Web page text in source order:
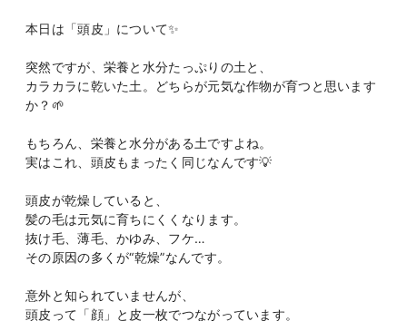
本日は「頭皮」について✨
突然ですが、栄養と水分たっぷりの土と、
カラカラに乾いた土。どちらが元気な作物が育つと思います
か？🌱
もちろん、栄養と水分がある土ですよね。
実はこれ、頭皮もまったく同じなんです💡
頭皮が乾燥していると、
髪の毛は元気に育ちにくくなります。
抜け毛、薄毛、かゆみ、フケ…
その原因の多くが“乾燥”なんです。
意外と知られていませんが、
頭皮って「顔」と皮一枚でつながっています。